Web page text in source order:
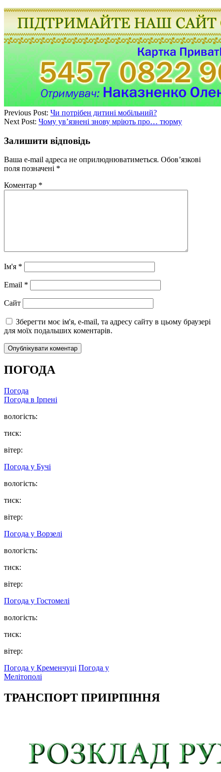
Previous Post: Чи потрібен дитині мобільний?
Next Post: Чому ув’язнені знову мріють про… тюрму
Залишити відповідь
Ваша e-mail адреса не оприлюднюватиметься. Обов’язкові
поля позначені *
Коментар *
Ім'я *
Email *
Сайт
Зберегти моє ім'я, e-mail, та адресу сайту в цьому браузері
для моїх подальших коментарів.
ПОГОДА
Погода
Погода в Ірпені
вологість:
тиск:
вітер:
Погода у Бучі
вологість:
тиск:
вітер:
Погода у Ворзелі
вологість:
тиск:
вітер:
Погода у Гостомелі
вологість:
тиск:
вітер:
Погода у Кременчуці Погода у
Мелітополі
ТРАНСПОРТ ПРИІРПІННЯ